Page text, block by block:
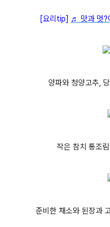
[요리tip] ♬ 맛과 멋?
양파와 청양고추,
작은 참치 통조
준비한 채소와 된장과